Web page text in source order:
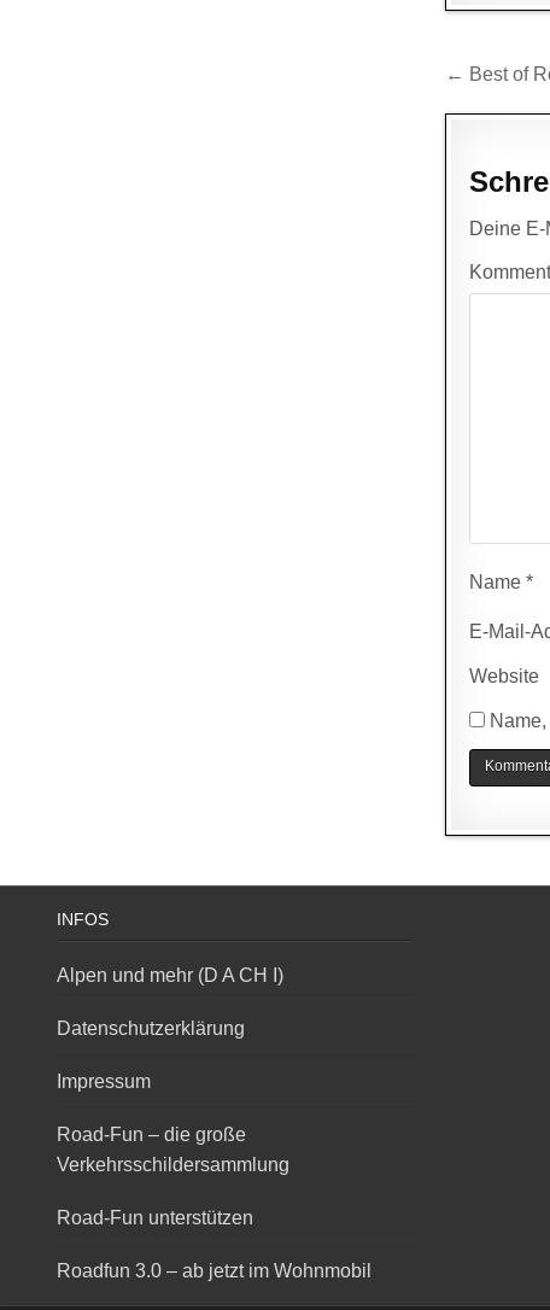
← Best of
Deine
Name*
E-Mail-
Website
INFOS
Alpen und mehr (D A CH I)
Datenschutzerklärung
Impressum
Road-Fun – die große
Verkehrsschildersammlung
Road-Fun unterstützen
Roadfun 3.0 – ab jetzt im Wohnmobil